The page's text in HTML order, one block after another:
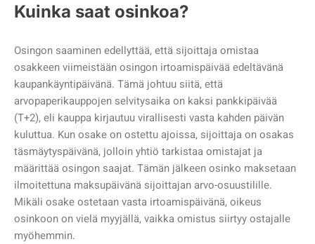
Kuinka saat osinkoa?
Osingon saaminen edellyttää, että sijoittaja omistaa
osakkeen viimeistään osingon irtoamispäivää edeltävänä
kaupankäyntipäivänä. Tämä johtuu siitä, että
arvopaperikauppojen selvitysaika on kaksi pankkipäivää
(T+2), eli kauppa kirjautuu virallisesti vasta kahden päivän
kuluttua. Kun osake on ostettu ajoissa, sijoittaja on osakas
täsmäytyspäivänä, jolloin yhtiö tarkistaa omistajat ja
määrittää osingon saajat. Tämän jälkeen osinko maksetaan
ilmoitettuna maksupäivänä sijoittajan arvo-osuustilille.
Mikäli osake ostetaan vasta irtoamispäivänä, oikeus
osinkoon on vielä myyjällä, vaikka omistus siirtyy ostajalle
myöhemmin.